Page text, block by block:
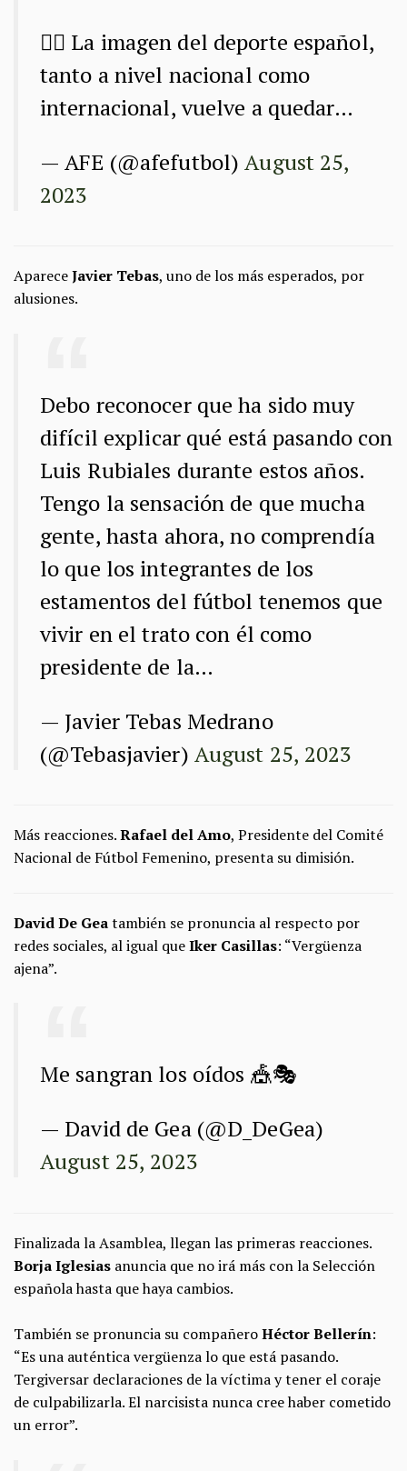
👉🏻 La imagen del deporte español,
tanto a nivel nacional como
internacional, vuelve a quedar…
— AFE (@afefutbol)August 25,
2023
ApareceJavier Tebas, uno de los más esperados, por
alusiones.
Debo reconocer que ha sido muy
difícil explicar qué está pasando con
Luis Rubiales durante estos años.
Tengo la sensación de que mucha
gente, hasta ahora, no comprendía
lo que los integrantes de los
estamentos del fútbol tenemos que
vivir en el trato con él como
presidente de la…
— Javier Tebas Medrano
(@Tebasjavier) August 25, 2023
Más reacciones.Rafael del Amo, Presidente del Comité
Nacional de Fútbol Femenino, presenta su dimisión.
David De Geatambién se pronuncia al respecto por
redes sociales, al igual queIker Casillas: “Vergüenza
ajena”.
Me sangran los oídos 🎪🎭
— David de Gea (@D_DeGea)
August 25, 2023
Finalizada la Asamblea, llegan las primeras reacciones.
Borja Iglesias anuncia que no irá más con la Selección
española hasta que haya cambios.
También se pronuncia su compañeroHéctor Bellerín:
“Es una auténtica vergüenza lo que está pasando.
Tergiversar declaraciones de la víctima y tener el coraje
de culpabilizarla. El narcisista nunca cree haber cometido
un error”.